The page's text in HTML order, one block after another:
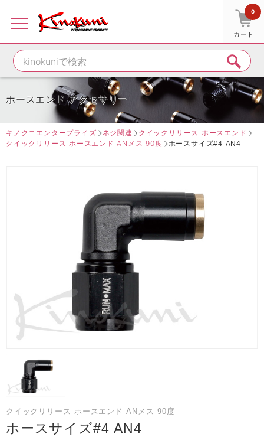
カート
0
ホースエンド アクセサリー
キノクニエンタープライズ ネジ関連
クイックリリース ホースエンド
クイックリリース ホースエンド ANメス 90度
ホースサイズ#4 AN4
クイックリリース ホースエンド ANメス 90度
ホースサイズ#4 AN4